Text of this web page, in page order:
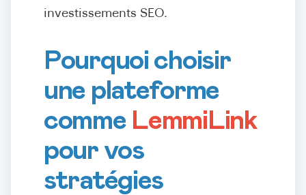
investissements SEO.
Pourquoi choisir
une plateforme
comme LemmiLink
pour vos
stratégies